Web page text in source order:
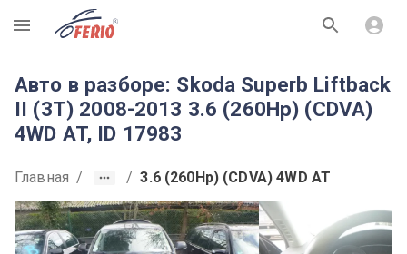
R
Авто в разборе: Skoda Superb Liftback
II (3T) 2008-2013 3.6 (260Hp) (CDVA)
4WD AT, ID 17983
Главная / / 3.6 (260Hp) (CDVA) 4WD AT